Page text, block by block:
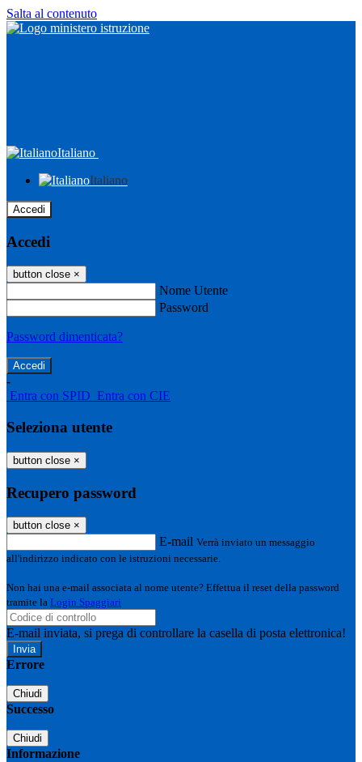
Salta al contenuto
Italiano
Italiano
Accedi
Accedi
button close ×
Nome Utente
Password
Password dimenticata?
-
Entra con SPID Entra con CIE
Seleziona utente
button close ×
Recupero password
button close ×
E-mail Verrà inviato un messaggio
all'indirizzo indicato con le istruzioni necessarie.
Non hai una e-mail associata al nome utente? Effettua il reset della password
tramite la Login Spaggiari
E-mail inviata, si prega di controllare la casella di posta elettronica!
Errore
Chiudi
Successo
Chiudi
Informazione